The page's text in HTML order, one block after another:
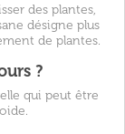
des plantes,
désigne plus
de plantes.
?
qui peut être